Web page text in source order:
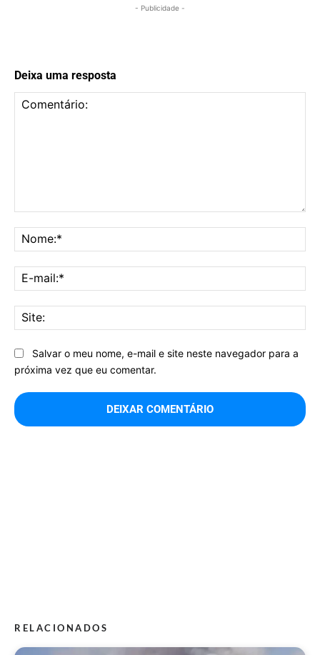
- Publicidade -
Deixa uma resposta
Salvar o meu nome, e-mail e site neste navegador para a
próxima vez que eu comentar.
RELACIONADOS